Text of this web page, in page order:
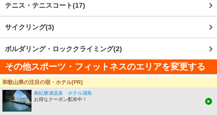
テニス・テニスコート(17)
サイクリング(3)
ボルダリング・ロッククライミング(2)
その他スポーツ・フィットネスのエリアを変更する
全国
関西
和歌山県の注目の宿・ホテル[PR]
南紀勝浦温泉 ホテル浦島
お得なクーポン配布中！